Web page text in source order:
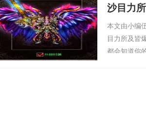
沙目力
本文由小编
目力所及皆
都会知道你